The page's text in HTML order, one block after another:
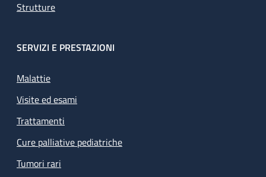
Strutture
SERVIZI E PRESTAZIONI
Malattie
Visite ed esami
Trattamenti
Cure palliative pediatriche
Tumori rari